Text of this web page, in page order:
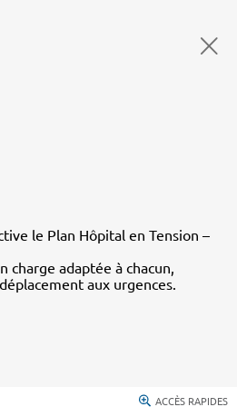
le Plan Hôpital en Tension –
charge adaptée à chacun,
aux urgences.
ACCÈS RAPIDES